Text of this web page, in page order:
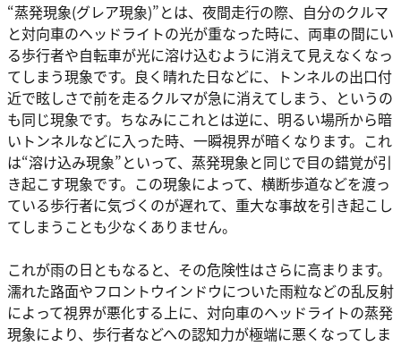
“蒸発現象(グレア現象)”とは、夜間走行の際、自分のクルマ
と対向車のヘッドライトの光が重なった時に、両車の間にい
る歩行者や自転車が光に溶け込むように消えて見えなくなっ
てしまう現象です。良く晴れた日などに、トンネルの出口付
近で眩しさで前を走るクルマが急に消えてしまう、というの
も同じ現象です。ちなみにこれとは逆に、明るい場所から暗
いトンネルなどに入った時、一瞬視界が暗くなります。これ
は“溶け込み現象”といって、蒸発現象と同じで目の錯覚が引
き起こす現象です。この現象によって、横断歩道などを渡っ
ている歩行者に気づくのが遅れて、重大な事故を引き起こし
てしまうことも少なくありません。
これが雨の日ともなると、その危険性はさらに高まります。
濡れた路面やフロントウインドウについた雨粒などの乱反射
によって視界が悪化する上に、対向車のヘッドライトの蒸発
現象により、歩行者などへの認知力が極端に悪くなってしま